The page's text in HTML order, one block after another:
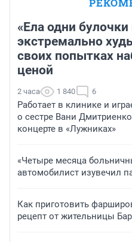
«Ела одни
экстремально
своих попытках
ценой
2 часа 1 840 6
Работает в клинике и
о сестре Вани
концерте в «Лужниках»
«Четыре месяца
автомобилист изувечил
Как приготовить
рецепт от жительницы